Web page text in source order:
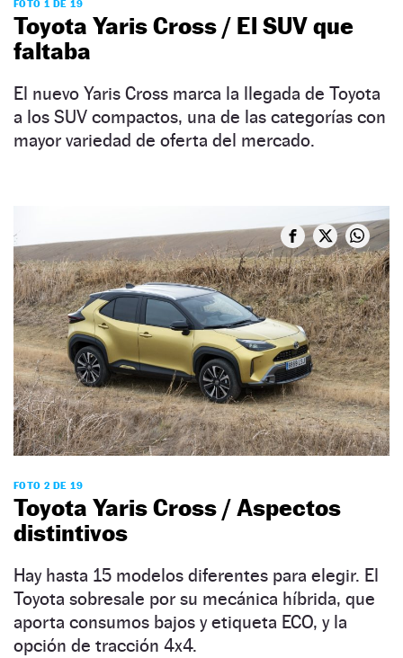
FOTO 1 DE 19
Toyota Yaris Cross / El SUV que
faltaba
El nuevo Yaris Cross marca la llegada de Toyota
a los SUV compactos, una de las categorías con
mayor variedad de oferta del mercado.
FOTO 2 DE 19
Toyota Yaris Cross / Aspectos
distintivos
Hay hasta 15 modelos diferentes para elegir. El
Toyota sobresale por su mecánica híbrida, que
aporta consumos bajos y etiqueta ECO, y la
opción de tracción 4x4.